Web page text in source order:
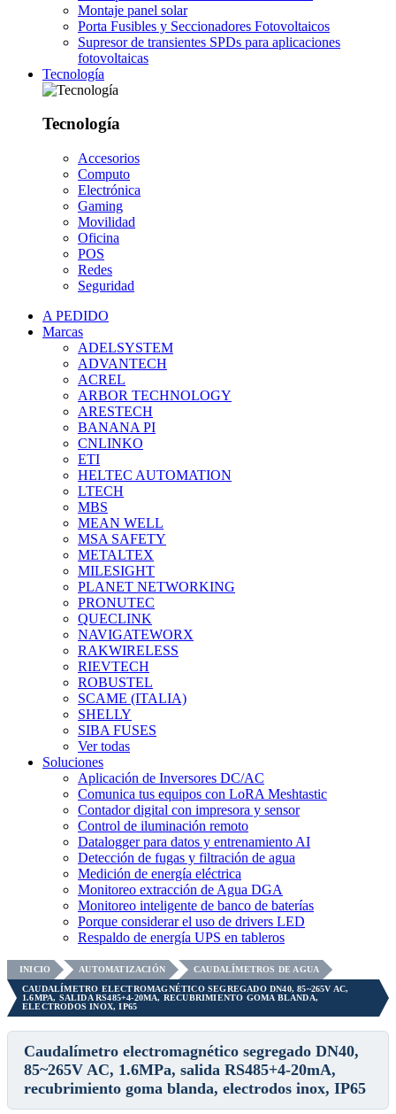
Montaje panel solar
Porta Fusibles y Seccionadores Fotovoltaicos
Supresor de transientes SPDs para aplicaciones
fotovoltaicas
Tecnología
Tecnología
Accesorios
Computo
Electrónica
Gaming
Movilidad
Oficina
POS
Redes
Seguridad
A PEDIDO
Marcas
ADELSYSTEM
ADVANTECH
ACREL
ARBOR TECHNOLOGY
ARESTECH
BANANA PI
CNLINKO
ETI
HELTEC AUTOMATION
LTECH
MBS
MEAN WELL
MSA SAFETY
METALTEX
MILESIGHT
PLANET NETWORKING
PRONUTEC
QUECLINK
NAVIGATEWORX
RAKWIRELESS
RIEVTECH
ROBUSTEL
SCAME (ITALIA)
SHELLY
SIBA FUSES
Ver todas
Soluciones
Aplicación de Inversores DC/AC
Comunica tus equipos con LoRA Meshtastic
Contador digital con impresora y sensor
Control de iluminación remoto
Datalogger para datos y entrenamiento AI
Detección de fugas y filtración de agua
Medición de energía eléctrica
Monitoreo extracción de Agua DGA
Monitoreo inteligente de banco de baterías
Porque considerar el uso de drivers LED
Respaldo de energía UPS en tableros
INICIO AUTOMATIZACIÓN
CAUDALÍMETROS DE AGUA
CAUDALÍMETRO ELECTROMAGNÉTICO SEGREGADO DN40, 85~265V AC,
1.6MPA, SALIDA RS485+4-20MA, RECUBRIMIENTO GOMA BLANDA,
ELECTRODOS INOX, IP65
Caudalímetro electromagnético segregado DN40,
85~265V AC, 1.6MPa, salida RS485+4-20mA,
recubrimiento goma blanda, electrodos inox, IP65